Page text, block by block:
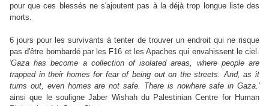
pour que ces blessés ne s'ajoutent pas à la déjà trop longue liste des
morts.
6 jours pour les survivants à tenter de trouver un endroit qui ne risque
pas d'être bombardé par les F16 et les Apaches qui envahissent le ciel.
'Gaza has become a collection of isolated areas, where people are
trapped in their homes for fear of being out on the streets. And, as it
turns out, even homes are not safe. There is nowhere safe in Gaza.'
ainsi que le souligne Jaber Wishah du Palestinian Centre for Human